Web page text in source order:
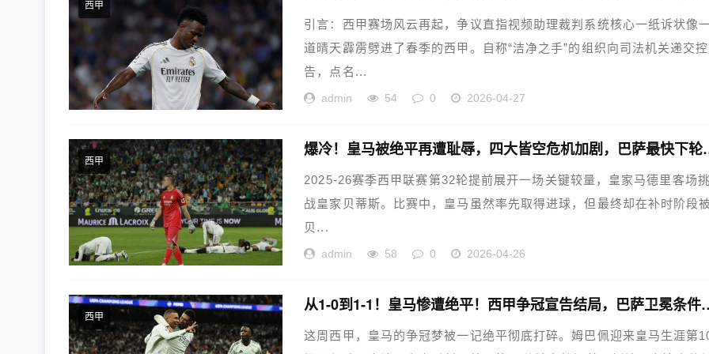
西甲
引言：西甲赛场风云再起，争议直指视频助理裁判系统核心一纸诉状像
道晴天霹雳劈进了春季的西甲。自称“洁净之手”的组织向司法机关递交控
告，点名...
admin 54 0 2026-04-27
西甲
爆冷！皇马被绝平
2025-26赛季西甲联赛第32轮提前展开一场关键较量，皇家马德里客场挑
战皇家贝蒂斯。比赛中，皇马虽然率先取得进球，但最终却在补时阶段被
贝...
admin 58 0 2026-04-26
西甲
从1-0到1-1！皇马惨
这周西甲，皇马的争冠梦被一记绝平彻底打碎。姆巴佩迎来皇马生涯第